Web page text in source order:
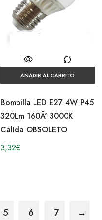
AÑADIR AL CARRITO
Bombilla LED E27 4W P45
320Lm 160Âº 3000K
Calida OBSOLETO
3,32€
5 6 7 →